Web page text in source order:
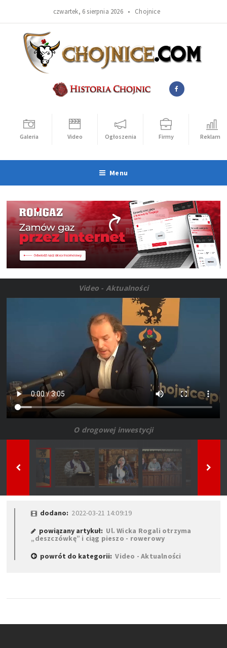
czwartek, 6 sierpnia 2026 • Chojnice
Galeria Video Ogłoszenia Firmy Reklama
Menu
Video - Aktualności
O drogowej inwestycji
dodano: 2022-03-21 14:09:19
powiązany artykuł: Ul. Wicka Rogali otrzyma
„deszczówkę” i ciąg pieszo - rowerowy
powrót do kategorii:Video - Aktualności